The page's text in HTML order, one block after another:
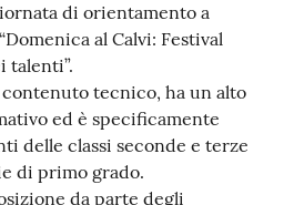
di orientamento a
al Calvi: Festival
talenti”.
contenuto tecnico, ha un alto
ed è specificamente
delle classi seconde e terze
di primo grado.
da parte degli